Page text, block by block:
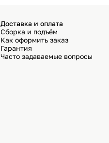
Доставка и оплата
Сборка и подъём
Как оформить заказ
Гарантия
Часто задаваемые вопросы